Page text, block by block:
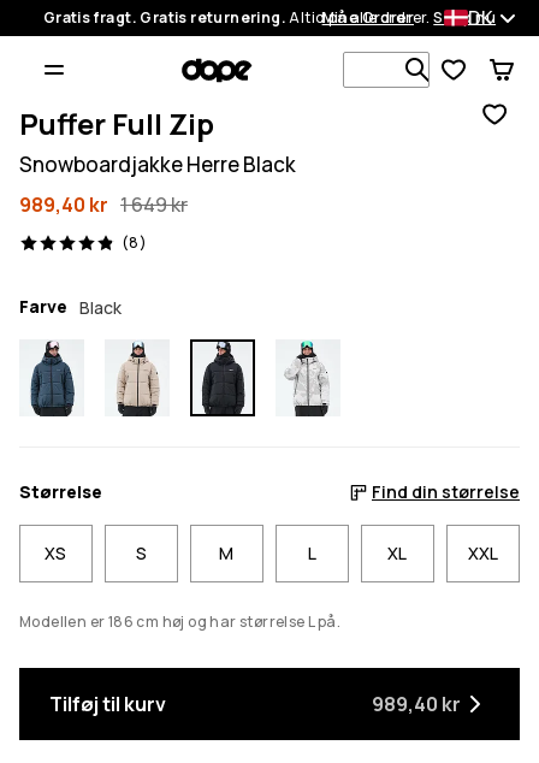
Gratis fragt. Gratis returnering.Altid på alle ordrer.Shop nu
Mine Ordrer DK
Søg i 1
Puffer Full Zip
Snowboardjakke Herre Black
989,40 kr 1 649 kr
(8)
8 anmeldelser, 4.9/5
Farve Black
Størrelse Find din størrelse
XS S M L XL XXL
Modellen er 186 cm høj og har størrelse L på.
Tilføj til kurv 989,40 kr